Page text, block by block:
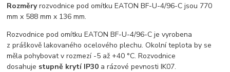
Rozměryrozvodnice pod omítku EATON BF-U-4/96-C jsou 770
mm x 588 mm x 136 mm.
Rozvodnice pod omítku EATON BF-U-4/96-C je vyrobena
z práškově lakovaného ocelového plechu. Okolní teplota by se
měla pohybovat v rozmezí -5 až +40 °C. Rozvodnice
dosahuje stupně krytí IP30 a rázové pevnosti IK07.